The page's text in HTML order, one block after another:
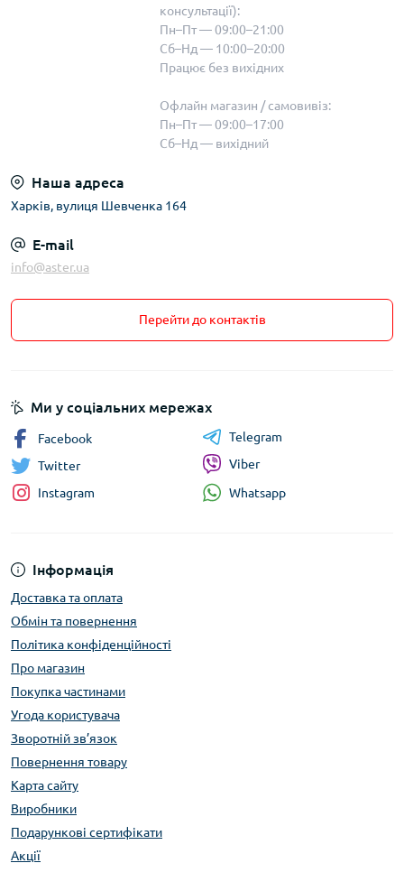
консультації):
Пн–Пт — 09:00–21:00
Сб–Нд — 10:00–20:00
Працює без вихідних
Офлайн магазин / самовивіз:
Пн–Пт — 09:00–17:00
Сб–Нд — вихідний
Наша адреса
Харків, вулиця Шевченка 164
E-mail
info@aster.ua
Перейти до контактів
Інформація
Доставка та оплата
Обмін та повернення
Політика конфіденційності
Про магазин
Покупка частинами
Угода користувача
Зворотній зв’язок
Повернення товару
Карта сайту
Виробники
Подарункові сертифікати
Акції
Ми у соціальних мережах
Facebook
Twitter
Instagram
Telegram
Viber
Whatsapp